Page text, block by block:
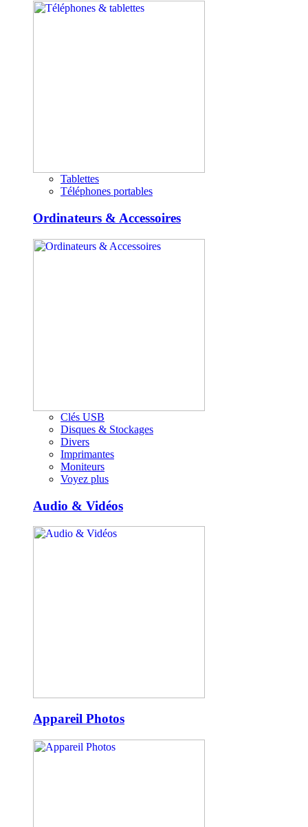
Tablettes
Téléphones portables
Ordinateurs & Accessoires
Clés USB
Disques & Stockages
Divers
Imprimantes
Moniteurs
Voyez plus
Audio & Vidéos
Appareil Photos